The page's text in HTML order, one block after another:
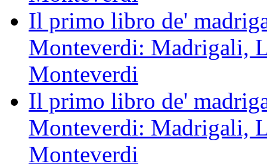
Il primo libro de'
Monteverdi: Madrigali,
Monteverdi
Il primo libro de'
Monteverdi: Madrigali,
Monteverdi